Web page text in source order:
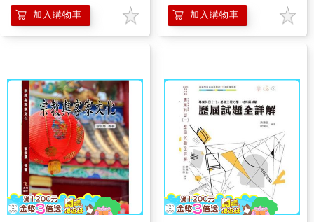
加入購物車 加入購物車